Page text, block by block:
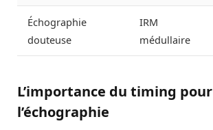
Échographie
douteuse
IRM
médullaire
L’importance du timing pour
l’échographie